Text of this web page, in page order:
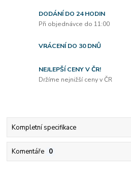
DODÁNÍ DO 24 HODIN
Při objednávce do 11:00
VRÁCENÍ DO 30 DNŮ
NEJLEPŠÍ CENY V ČR!
Držíme nejnižší ceny v ČR
Kompletní specifikace
Komentáře 0